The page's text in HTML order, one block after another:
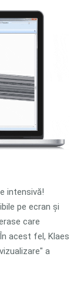
intensivă!
pe ecran și
care
acest fel, Klaes
a